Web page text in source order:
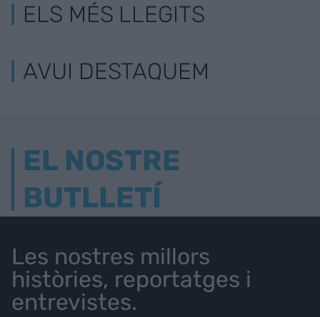
ELS MÉS LLEGITS
AVUI DESTAQUEM
EL NOSTRE
BUTLLETÍ
Les nostres millors
històries, reportatges i
entrevistes.